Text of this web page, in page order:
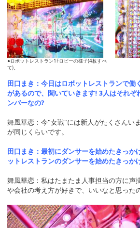
●ロボットレストラン1Fロビーの様子(4枚すべ
て)。
田口まき：今日はロボットレストランで働
があるので、聞いていきます! 3人はそれぞ
ンバーなの?
舞風華恋：今"女戦"には新人がたくさんい
が同じくらいです。
田口まき：最初にダンサーを始めたきっか
ットレストランのダンサーを始めたきっか
舞風華恋：私はたまたま人事担当の方に声
や会社の考え方が好きで、いいなと思った